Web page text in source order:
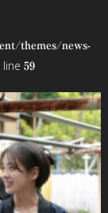
themes/news-
59